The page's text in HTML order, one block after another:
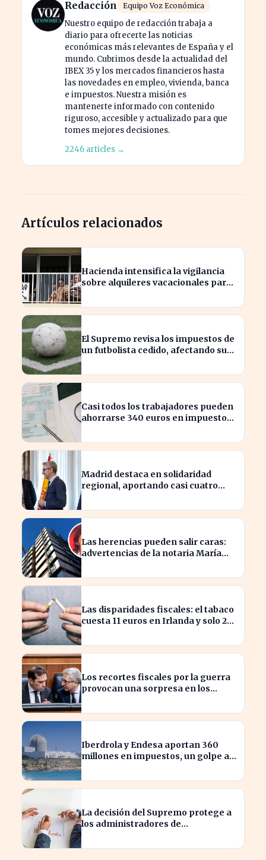
Redacción Equipo Voz Económica
Nuestro equipo de redacción trabaja a
diario para ofrecerte las noticias
económicas más relevantes de España y el
mundo. Cubrimos desde la actualidad del
IBEX 35 y los mercados financieros hasta
las novedades en empleo, vivienda, banca
e impuestos. Nuestra misión es
mantenerte informado con contenido
riguroso, accesible y actualizado para que
tomes mejores decisiones.
2246 articles →
Artículos relacionados
Hacienda intensifica la vigilancia
sobre alquileres vacacionales para
El Supremo revisa los impuestos de
un futbolista cedido, afectando su
Casi todos los trabajadores pueden
ahorrarse 340 euros en impuestos,
Madrid destaca en solidaridad
regional, aportando casi cuatro
Las herencias pueden salir caras:
advertencias de la notaria María
Las disparidades fiscales: el tabaco
cuesta 11 euros en Irlanda y solo 2
Los recortes fiscales por la guerra
provocan una sorpresa en los
Iberdrola y Endesa aportan 360
millones en impuestos, un golpe al
La decisión del Supremo protege a
los administradores de
Hacienda